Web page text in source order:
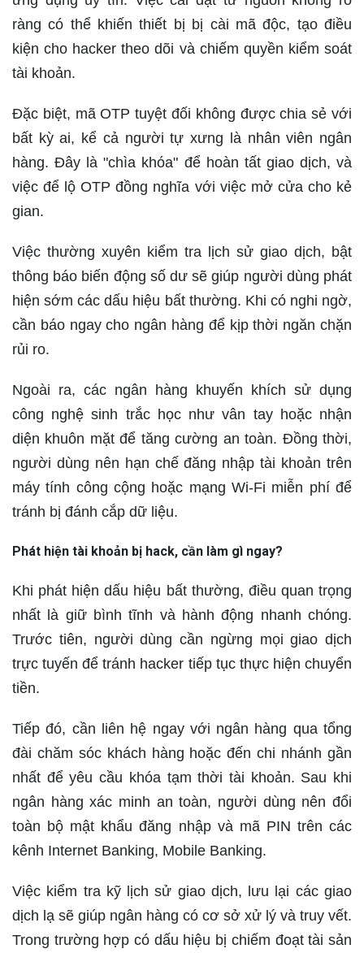
ràng có thể khiến thiết bị bị cài mã độc, tạo điều
kiện cho hacker theo dõi và chiếm quyền kiểm soát
tài khoản.
Đặc biệt, mã OTP tuyệt đối không được chia sẻ với
bất kỳ ai, kể cả người tự xưng là nhân viên ngân
hàng. Đây là "chìa khóa" để hoàn tất giao dịch, và
việc để lộ OTP đồng nghĩa với việc mở cửa cho kẻ
gian.
Việc thường xuyên kiểm tra lịch sử giao dịch, bật
thông báo biến động số dư sẽ giúp người dùng phát
hiện sớm các dấu hiệu bất thường. Khi có nghi ngờ,
cần báo ngay cho ngân hàng để kịp thời ngăn chặn
rủi ro.
Ngoài ra, các ngân hàng khuyến khích sử dụng
công nghệ sinh trắc học như vân tay hoặc nhận
diện khuôn mặt để tăng cường an toàn. Đồng thời,
người dùng nên hạn chế đăng nhập tài khoản trên
máy tính công cộng hoặc mạng Wi-Fi miễn phí để
tránh bị đánh cắp dữ liệu.
Phát hiện tài khoản bị hack, cần làm gì ngay?
Khi phát hiện dấu hiệu bất thường, điều quan trọng
nhất là giữ bình tĩnh và hành động nhanh chóng.
Trước tiên, người dùng cần ngừng mọi giao dịch
trực tuyến để tránh hacker tiếp tục thực hiện chuyển
tiền.
Tiếp đó, cần liên hệ ngay với ngân hàng qua tổng
đài chăm sóc khách hàng hoặc đến chi nhánh gần
nhất để yêu cầu khóa tạm thời tài khoản. Sau khi
ngân hàng xác minh an toàn, người dùng nên đổi
toàn bộ mật khẩu đăng nhập và mã PIN trên các
kênh Internet Banking, Mobile Banking.
Việc kiểm tra kỹ lịch sử giao dịch, lưu lại các giao
dịch lạ sẽ giúp ngân hàng có cơ sở xử lý và truy vết.
Trong trường hợp có dấu hiệu bị chiếm đoạt tài sản